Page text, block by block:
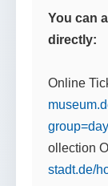
You can
directly:
Online
ollection
stadt.de/